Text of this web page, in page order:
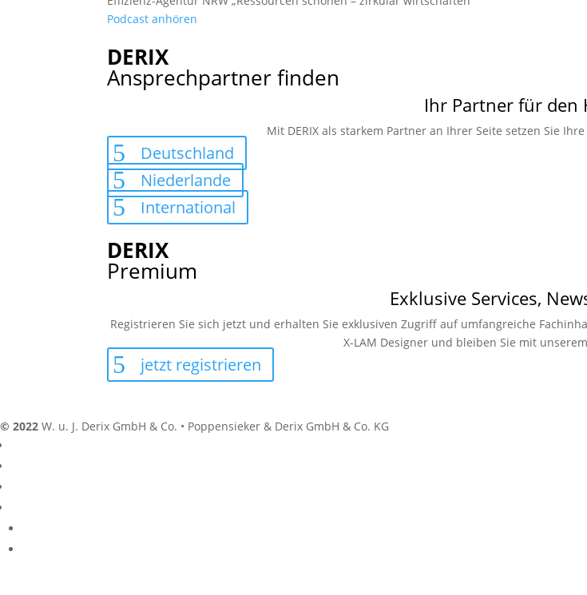
Podcast anhören
DERIX
Ansprechpartner finden
Ihr Partner für den
Mit DERIX als starkem Partner an Ihrer Seite setzen Sie
Deutschland
Niederlande
International
DERIX
Premium
Exklusive Services,
Registrieren Sie sich jetzt und erhalten Sie exklusiven Zugriff auf umfangreiche
X-LAM Designer und bleiben Sie mit
jetzt registrieren
© 2022 W. u. J. Derix GmbH & Co. • Poppensieker & Derix GmbH & Co. KG